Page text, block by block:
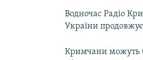
Водночас Радіо
України
Кримчани можуть